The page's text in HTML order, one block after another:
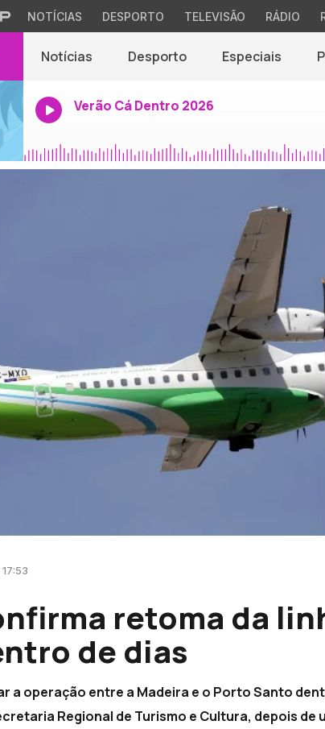
NOTÍCIAS DESPORTO TELEVISÃO RÁDIO
Notícias Desporto Especiais
Verão Cá Dentro 2026
retoma da
de dias
a operação entre a Madeira e o Porto Santo
Regional de Turismo e Cultura, depois